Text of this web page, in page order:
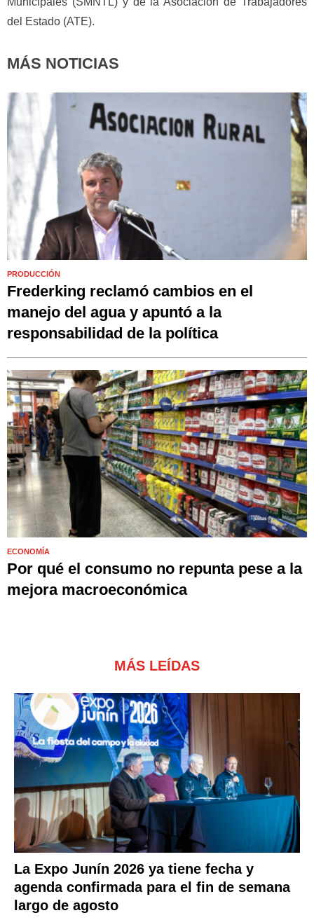
del Estado (ATE).
MÁS NOTICIAS
PRODUCCIÓN
Frederking reclamó cambios en el
manejo del agua y apuntó a la
responsabilidad de la política
ECONOMÍA
Por qué el consumo no repunta pese a la
mejora macroeconómica
MÁS LEÍDAS
La Expo Junín 2026 ya tiene fecha y
agenda confirmada para el fin de semana
largo de agosto